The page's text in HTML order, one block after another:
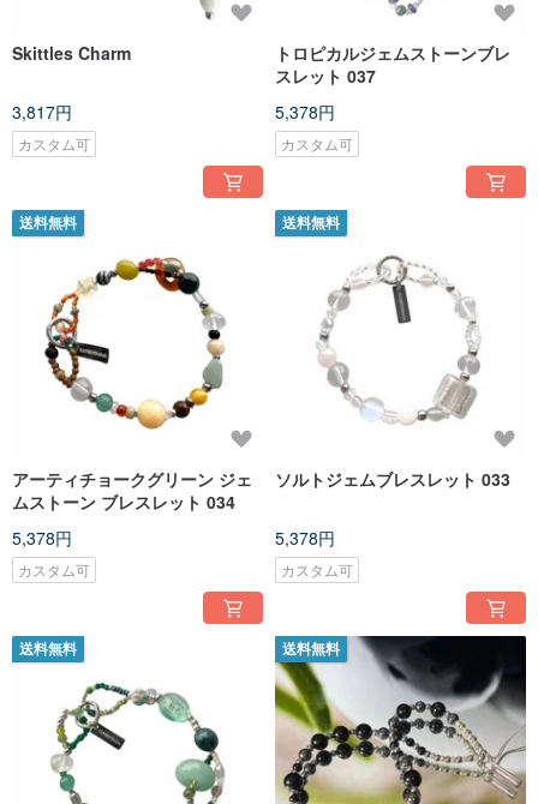
Skittles Charm
3,817円
カスタム可
トロピカルジェムストーンブレ
スレット 037
5,378円
カスタム可
送料無料
アーティチョークグリーン ジェ
ムストーン ブレスレット 034
5,378円
カスタム可
送料無料
ソルトジェムブレスレット 033
5,378円
カスタム可
送料無料 送料無料